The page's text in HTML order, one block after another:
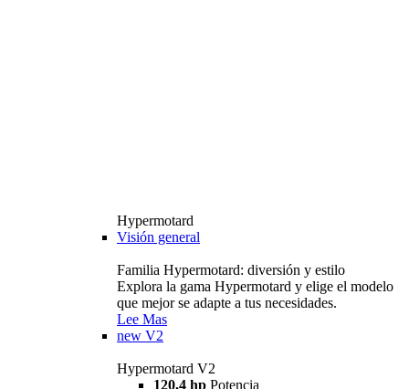
Hypermotard
Visión general
Familia Hypermotard: diversión y estilo
Explora la gama Hypermotard y elige el modelo
que mejor se adapte a tus necesidades.
Lee Mas
new V2
Hypermotard V2
120,4 hp Potencia